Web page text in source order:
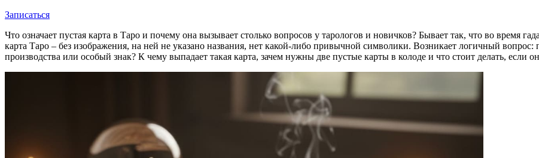
Записаться
Что означает пустая карта в Таро и почему она вызывает столько вопросов у тарологов и новичков? Бывает так, что во время
карта Таро – без изображения, на ней не указано названия, нет какой-либо привычной символики. Возникает логичный вопрос:
производства или особый знак? К чему выпадает такая карта, зачем нужны две пустые карты в колоде и что стоит делать, если